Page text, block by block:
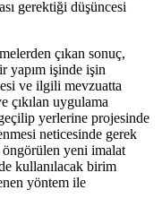
gerektiği düşüncesi
çıkan sonuç,
yapım işinde işin
ve ilgili mevzuatta
çıkılan uygulama
yerlerine projesinde
neticesinde gerek
öngörülen yeni imalat
kullanılacak birim
yöntem ile